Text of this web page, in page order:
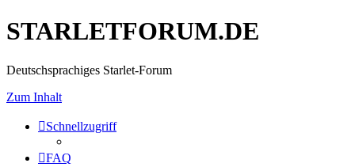
STARLETFORUM.DE
Deutschsprachiges Starlet-Forum
Zum Inhalt
Schnellzugriff
FAQ